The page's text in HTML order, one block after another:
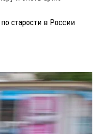
старости в России